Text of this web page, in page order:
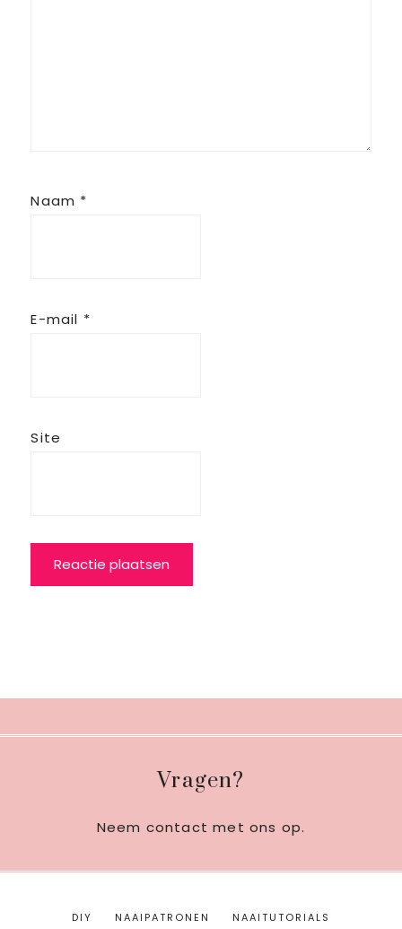
Naam *
E-mail *
Site
Vragen?
Neem contact met ons op.
DIY NAAIPATRONEN NAAITUTORIALS